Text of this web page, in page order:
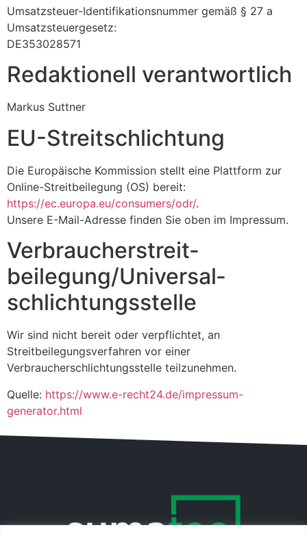
Umsatzsteuer-Identifikationsnummer gemäß § 27 a
Umsatzsteuergesetz:
DE353028571
Redaktionell verantwortlich
Markus Suttner
EU-Streitschlichtung
Die Europäische Kommission stellt eine Plattform zur
Online-Streitbeilegung (OS) bereit:
https://ec.europa.eu/consumers/odr/.
Unsere E-Mail-Adresse finden Sie oben im Impressum.
Verbraucher­streit­
beilegung/Universal­
schlichtungs­stelle
Wir sind nicht bereit oder verpflichtet, an
Streitbeilegungsverfahren vor einer
Verbraucherschlichtungsstelle teilzunehmen.
Quelle: https://www.e-recht24.de/impressum-
generator.html